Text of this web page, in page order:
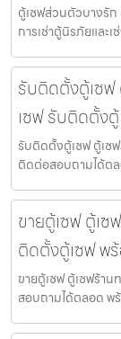
ตู้เซฟส่วนตัวบางรัก
การเช่าตู้นิรภัยและ
รับติดตั้งตู้เซฟ
เซฟ รับติดตั้ง
รับติดตั้งตู้เซฟ ตู้เซ
ติดต่อสอบถามได้ต
ขายตู้เซฟ ตู้เ
ติดตั้งตู้เซฟ พ
ขายตู้เซฟ ตู้เซฟร้า
สอบถามได้ตลอด พ